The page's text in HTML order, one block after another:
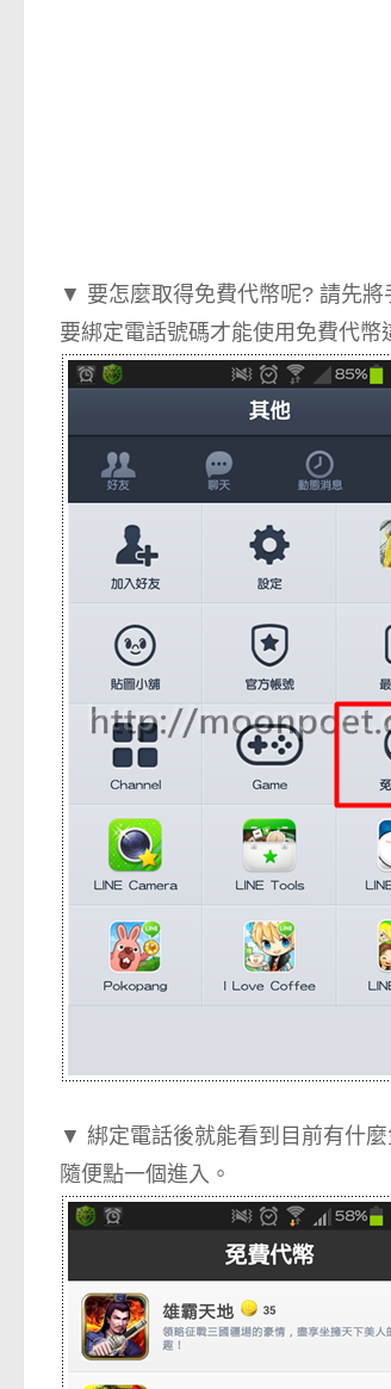
▼ 要怎麼取得免費代幣呢? 請先
要綁定電話號碼才能使用免費代幣
▼ 綁定電話後就能看到目前有什
隨便點一個進入。